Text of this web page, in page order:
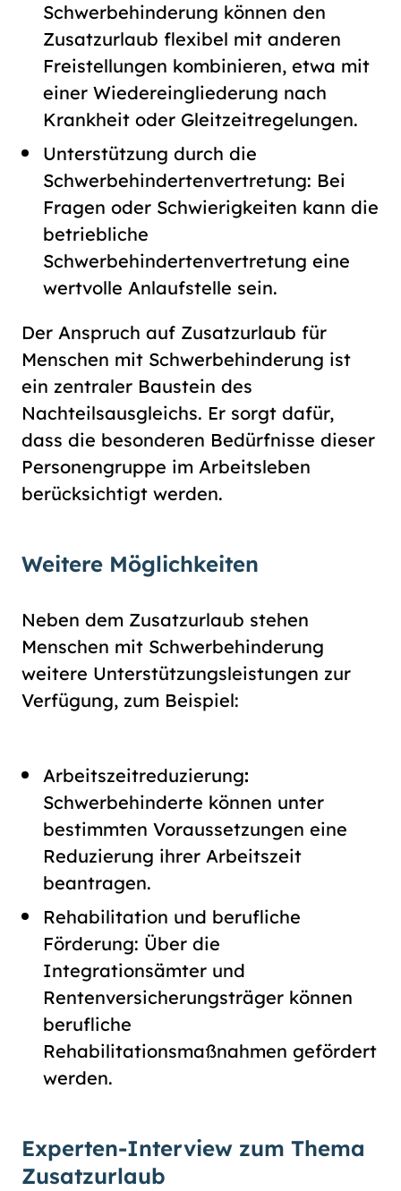
Schwerbehinderung können den
Zusatzurlaub flexibel mit anderen
Freistellungen kombinieren, etwa mit
einer Wiedereingliederung nach
Krankheit oder Gleitzeitregelungen.
Unterstützung durch die
Schwerbehindertenvertretung: Bei
Fragen oder Schwierigkeiten kann die
betriebliche
Schwerbehindertenvertretung eine
wertvolle Anlaufstelle sein.
Der Anspruch auf Zusatzurlaub für
Menschen mit Schwerbehinderung ist
ein zentraler Baustein des
Nachteilsausgleichs. Er sorgt dafür,
dass die besonderen Bedürfnisse dieser
Personengruppe im Arbeitsleben
berücksichtigt werden.
Weitere Möglichkeiten
Neben dem Zusatzurlaub stehen
Menschen mit Schwerbehinderung
weitere Unterstützungsleistungen zur
Verfügung, zum Beispiel:
Arbeitszeitreduzierung:
Schwerbehinderte können unter
bestimmten Voraussetzungen eine
Reduzierung ihrer Arbeitszeit
beantragen.
Rehabilitation und berufliche
Förderung: Über die
Integrationsämter und
Rentenversicherungsträger können
berufliche
Rehabilitationsmaßnahmen gefördert
werden.
Experten-Interview zum Thema
Zusatzurlaub